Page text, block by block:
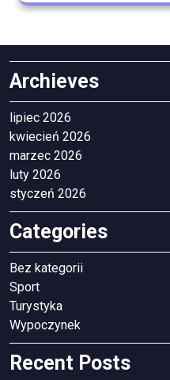
Archieves
lipiec 2026
kwiecień 2026
marzec 2026
luty 2026
styczeń 2026
Categories
Bez kategorii
Sport
Turystyka
Wypoczynek
Recent Posts